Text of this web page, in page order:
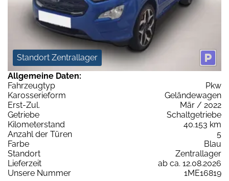
Standort Zentrallager
Allgemeine Daten:
Fahrzeugtyp
Pkw
Karosserieform
Geländewagen
Erst-Zul.
Mär / 2022
Getriebe
Schaltgetriebe
Kilometerstand
40.153 km
Anzahl der Türen
5
Farbe
Blau
Standort
Zentrallager
Lieferzeit
ab ca. 12.08.2026
Unsere Nummer
1ME16819